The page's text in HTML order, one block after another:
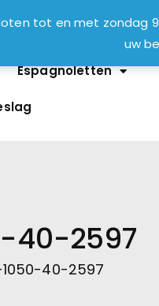
tot en met zondag
uw
Espagnoletten
40-2597
1050-40-2597